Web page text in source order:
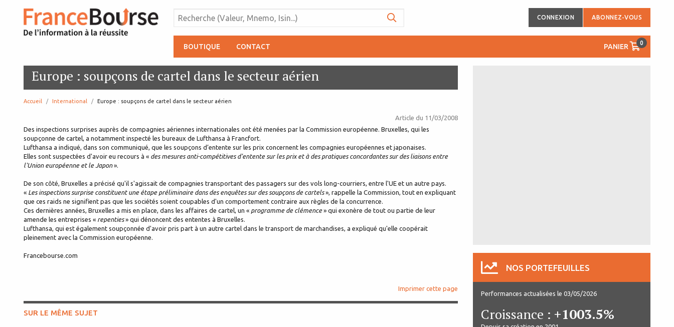
CONNEXION ABONNEZ-VOUS
BOUTIQUE CONTACT PANIER 0
Europe : soupçons de cartel dans le secteur aérien
Accueil International page:
Europe : soupçons de cartel dans le secteur aérien
Article du 11/03/2008
Des inspections surprises auprès de compagnies aériennes internationales ont été menées par la Commission européenne. Bruxelles, qui les
soupçonne de cartel, a notamment inspecté les bureaux de Lufthansa à Francfort.
Lufthansa a indiqué, dans son communiqué, que les soupçons d’entente sur les prix concernent les compagnies européennes et japonaises.
Elles sont suspectées d'avoir eu recours à « des mesures anti-compétitives d'entente sur les prix et à des pratiques concordantes sur des liaisons entre
l'Union européenne et le Japon».
De son côté, Bruxelles a précisé qu'il s'agissait de compagnies transportant des passagers sur des vols long-courriers, entre l'UE et un autre pays.
« Les inspections surprise constituent une étape préliminaire dans des enquêtes sur des soupçons de cartels», rappelle la Commission, tout en expliquant
que ces raids ne signifient pas que les sociétés soient coupables d'un comportement contraire aux règles de la concurrence.
Ces dernières années, Bruxelles a mis en place, dans les affaires de cartel, un « programme de clémence» qui exonère de tout ou partie de leur
amende les entreprises « repenties» qui dénoncent des ententes à Bruxelles.
Lufthansa, qui est également soupçonnée d'avoir pris part à un autre cartel dans le transport de marchandises, a expliqué qu'elle coopérait
pleinement avec la Commission européenne.
Francebourse.com
Imprimer cette page
SUR LE MÊME SUJET
NOS PORTEFEUILLES
Performances actualisées le 03/05/2026
Croissance : +1003.5%